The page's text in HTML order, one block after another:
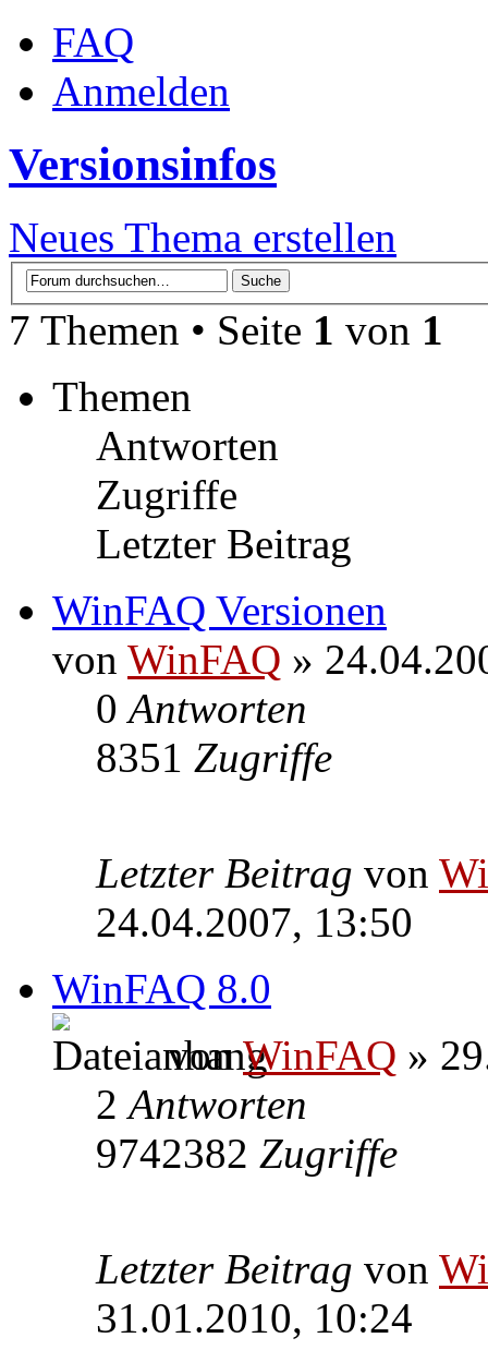
FAQ
Anmelden
Versionsinfos
Neues Thema erstellen
7 Themen • Seite 1 von 1
Themen
Antworten
Zugriffe
Letzter Beitrag
WinFAQ Versionen
von WinFAQ »
0Antworten
8351 Zugriffe
Letzter Beitrag von
24.04.2007, 13:50
WinFAQ 8.0
vonWinFAQ »
2Antworten
9742382 Zugriffe
Letzter Beitrag von
31.01.2010, 10:24